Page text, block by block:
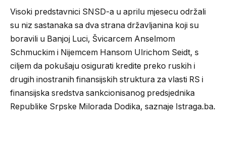
Visoki predstavnici SNSD-a u aprilu mjesecu održali
su niz sastanaka sa dva strana državljanina koji su
boravili u Banjoj Luci, Švicarcem Anselmom
Schmuckim i Nijemcem Hansom Ulrichom Seidt, s
ciljem da pokušaju osigurati kredite preko ruskih i
drugih inostranih finansijskih struktura za vlasti RS i
finansijska sredstva sankcionisanog predsjednika
Republike Srpske Milorada Dodika, saznaje Istraga.ba.